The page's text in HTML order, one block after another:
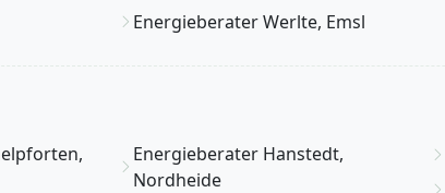
Energieberater Werlte, Emsl
Energieberater Hanstedt,
Nordheide